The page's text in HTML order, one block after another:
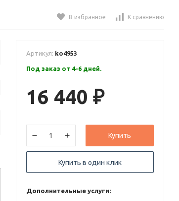
В избранное К сравнению
Артикул: ko4953
Под заказ от 4-6 дней.
16 440 ₽
Купить
Купить в один клик
Дополнительные услуги: